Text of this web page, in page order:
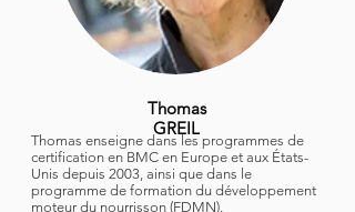
Thomas
GREIL
Thomas enseigne dans les programmes de
certification en BMC en Europe et aux États-
Unis depuis 2003, ainsi que dans le
programme de formation du développement
moteur du nourrisson (FDMN).